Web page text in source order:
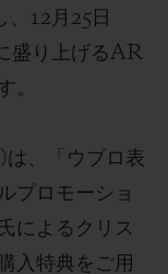
12月 25 日
盛り上げるAR
。
)は 、
「ウブロ表
プロモーショ
によるクリス
入特典をご用